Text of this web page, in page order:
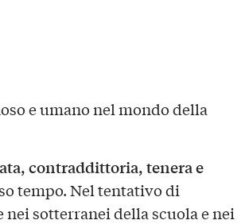
e umano nel mondo della
contraddittoria, tenera e
tempo. Nel tentativo di
sotterranei della scuola e nei